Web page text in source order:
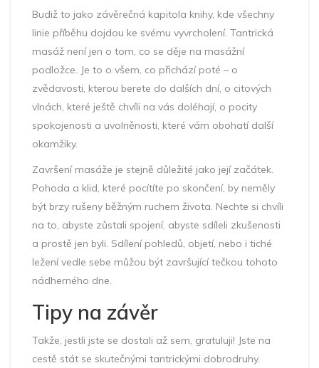
Budiž to jako závěrečná kapitola knihy, kde všechny
linie příběhu dojdou ke svému vyvrcholení. Tantrická
masáž není jen o tom, co se děje na masážní
podložce. Je to o všem, co přichází poté – o
zvědavosti, kterou berete do dalších dní, o citových
vlnách, které ještě chvíli na vás doléhají, o pocity
spokojenosti a uvolněnosti, které vám obohatí další
okamžiky.
Završení masáže je stejně důležité jako její začátek.
Pohoda a klid, které pocítíte po skončení, by neměly
být brzy rušeny běžným ruchem života. Nechte si chvíli
na to, abyste zůstali spojení, abyste sdíleli zkušenosti
a prostě jen byli. Sdílení pohledů, objetí, nebo i tiché
ležení vedle sebe můžou být završující tečkou tohoto
nádherného dne.
Tipy na závěr
Takže, jestli jste se dostali až sem, gratuluji! Jste na
cestě stát se skutečnými tantrickými dobrodruhy.